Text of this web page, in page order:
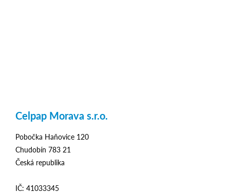
Celpap Morava s.r.o.
Pobočka Haňovice 120
Chudobín 783 21
Česká republika
IČ: 41033345